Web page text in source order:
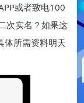
或者致电100
次实名？如果这
体所需资料明天